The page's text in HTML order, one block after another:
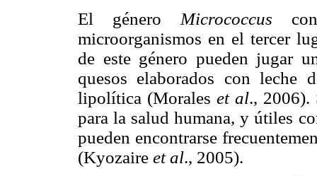
El género Micrococcus
microorganismos en el tercer
de este género pueden jugar
quesos elaborados con
lipolítica (Morales et al., 2006).
para la salud humana, y útiles
pueden encontrarse
(Kyozaire et al., 2005).